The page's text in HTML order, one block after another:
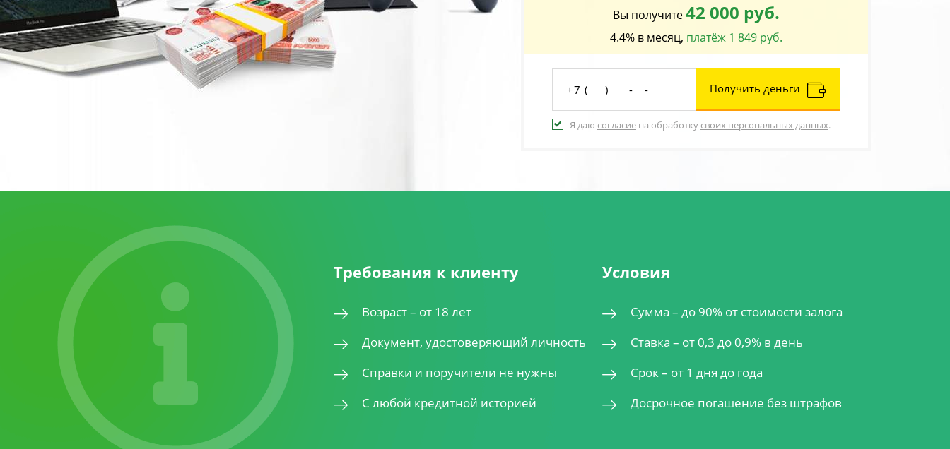
Вы получите42 000 руб.
4.4% в месяц, платёж 1 849 руб.
Получить деньги
Я даю согласие на обработкусвоих персональных данных.
Требования к клиенту
Возраст – от 18 лет
Документ, удостоверяющий личность
Справки и поручители не нужны
С любой кредитной историей
Условия
Сумма – до 90% от стоимости залога
Ставка – от 0,3 до 0,9% в день
Срок – от 1 дня до года
Досрочное погашение без штрафов